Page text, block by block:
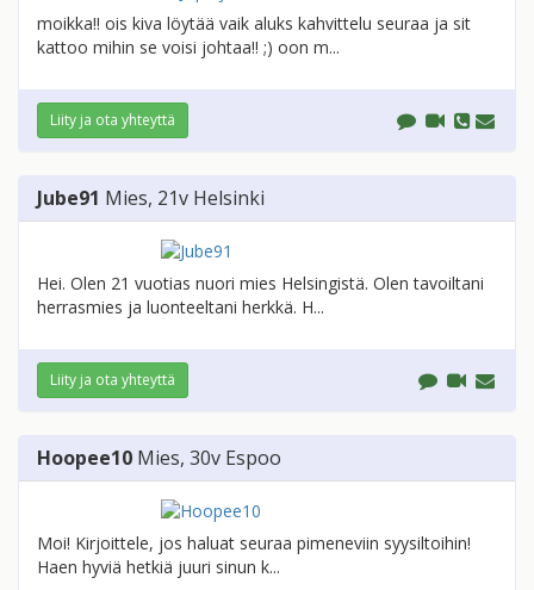
moikka!! ois kiva löytää vaik aluks kahvittelu seuraa ja sit
kattoo mihin se voisi johtaa!! ;) oon m...
Liity ja ota yhteyttä
Jube91 Mies, 21v Helsinki
Hei. Olen 21 vuotias nuori mies Helsingistä. Olen tavoiltani
herrasmies ja luonteeltani herkkä. H...
Liity ja ota yhteyttä
Hoopee10 Mies, 30v Espoo
Moi! Kirjoittele, jos haluat seuraa pimeneviin syysiltoihin!
Haen hyviä hetkiä juuri sinun k...